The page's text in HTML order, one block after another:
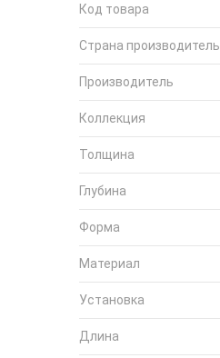
Код товара
Страна производитель
Производитель
Коллекция
Толщина
Глубина
Форма
Материал
Установка
Длина